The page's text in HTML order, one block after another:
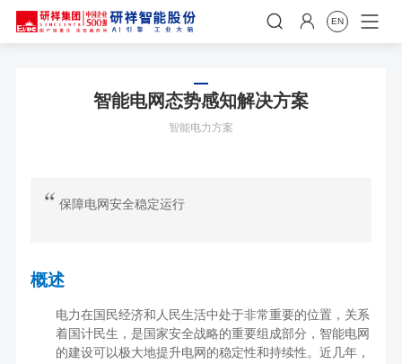
  EN
智能电网态势感知解决方案
智能电力方案
保障电网安全稳定运行
概述
电力在国民经济和人民生活中处于非常重要的位置，关系
着国计民生，是国家安全战略的重要组成部分，智能电网
的建设可以极大地提升电网的稳定性和持续性。近几年，